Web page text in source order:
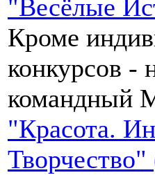
"Весёлые
Кроме
конкурсов -
командный
"Красота.